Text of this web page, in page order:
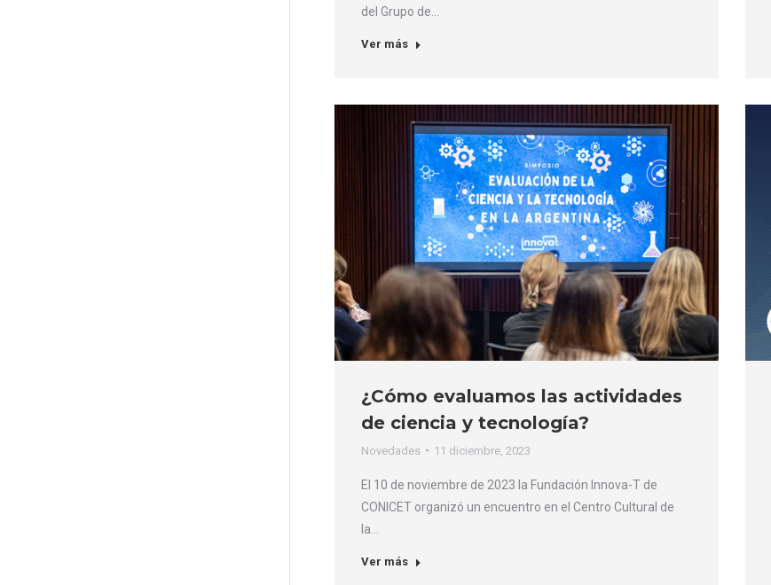
del Grupo de…
Ver más
¿Cómo evaluamos las actividades
de ciencia y tecnología?
Novedades 11 diciembre, 2023
El 10 de noviembre de 2023 la Fundación Innova-T de
CONICET organizó un encuentro en el Centro Cultural de
la…
Ver más